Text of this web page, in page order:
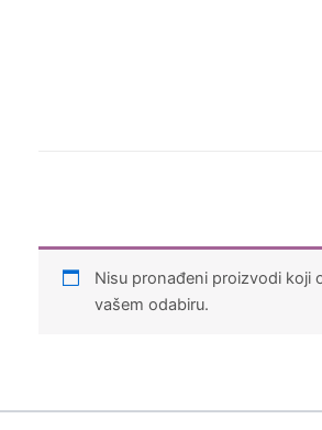
Nisu pronađeni proizvodi koji
vašem odabiru.